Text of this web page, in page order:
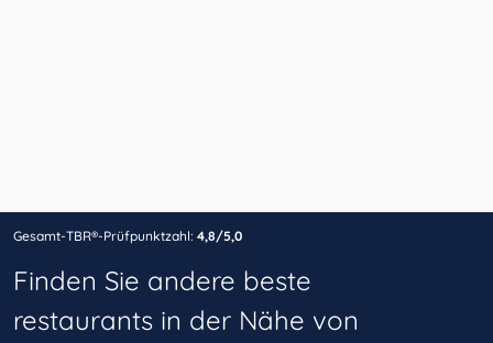
Gesamt-TBR®-Prüfpunktzahl: 4,8/5,0
Finden Sie andere beste
restaurants in der Nähe von